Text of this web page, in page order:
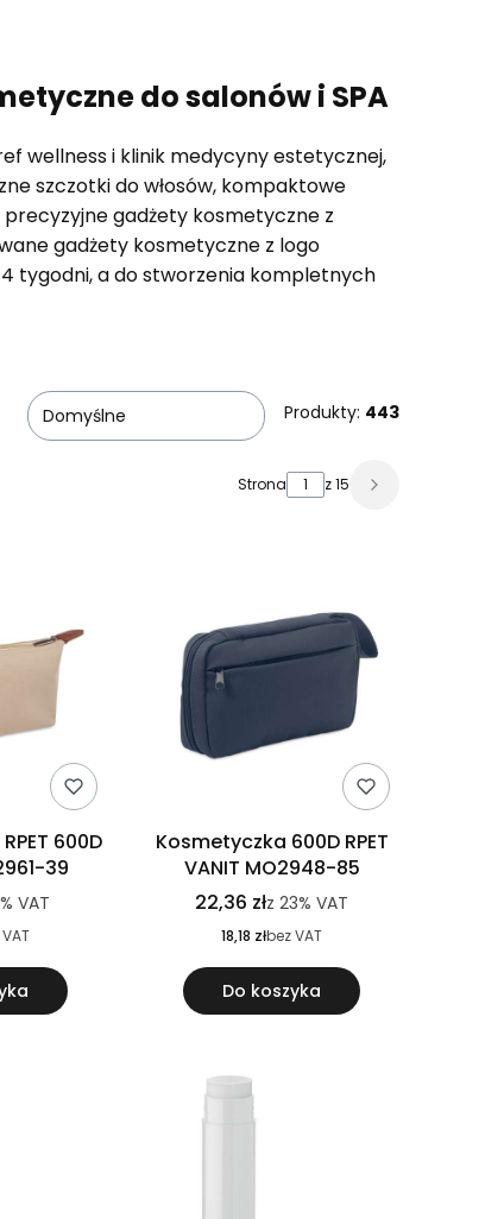
do salonów i SPA
wellness i klinik medycyny estetycznej,
szczotki do włosów, kompaktowe
gadżety kosmetyczne z
gadżety kosmetyczne z logo
tygodni, a do stworzenia kompletnych
Domyślne Produkty: 443
Strona z 15
600D
39
VAT
Kosmetyczka 600D RPET
VANIT MO2948-85
22,36 złz23% VAT
18,18 złbez VAT
Do koszyka